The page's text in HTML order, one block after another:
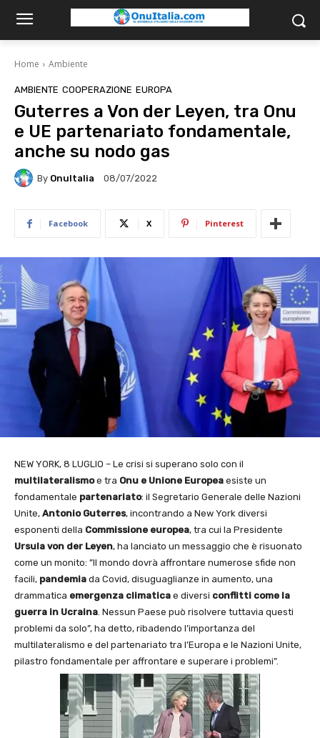
Home Ambiente
AMBIENTE COOPERAZIONE EUROPA
Guterres a Von der Leyen, tra Onu
e UE partenariato fondamentale,
anche su nodo gas
By OnuItalia 08/07/2022
Facebook X Pinterest
NEW YORK, 8 LUGLIO – Le crisi si superano solo con il
multilateralismoe tra Onu e Unione Europea esiste un
fondamentale partenariato: il Segretario Generale delle Nazioni
Unite, Antonio Guterres, incontrando a New York diversi
esponenti della Commissione europea, tra cui la Presidente
Ursula von der Leyen, ha lanciato un messaggio che è risuonato
come un monito: ”Il mondo dovrà affrontare numerose sfide non
facili, pandemia da Covid, disuguaglianze in aumento, una
drammatica emergenza climatica e diversi conflitti come la
guerra in Ucraina. Nessun Paese può risolvere tuttavia questi
problemi da solo”, ha detto, ribadendo l’importanza del
multilateralismo e del partenariato tra l’Europa e le Nazioni Unite,
pilastro fondamentale per affrontare e superare i problemi”.